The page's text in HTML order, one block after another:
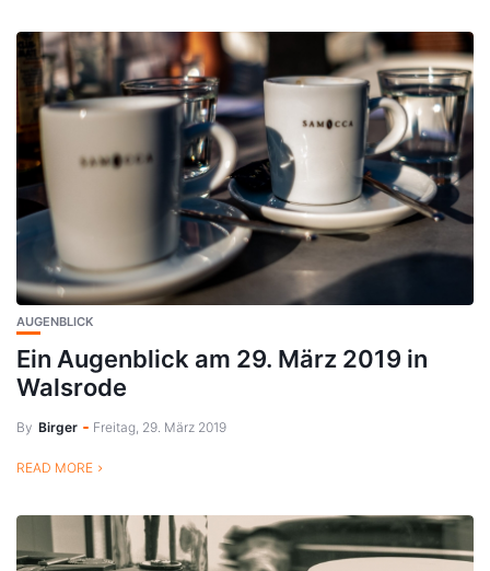
AUGENBLICK
Ein Augenblick am 29. März 2019 in
Walsrode
By Birger Freitag, 29. März 2019
READ MORE